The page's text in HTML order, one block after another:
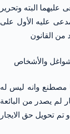
عليهما البته وتحرير
عليه الأول على
من القانون
والأشخاص
مصطنع وانه ليس له
لم يصدر من البائعة
تم تحويل حق الايجار